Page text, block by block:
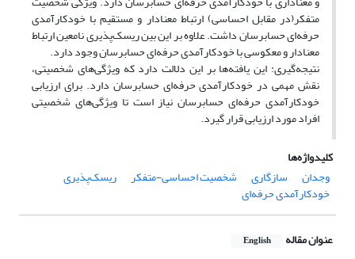
متفکر(در مقابل احساسی) ارتباط معنادار و مستقیم با خودکارآمدی
حرفه‌ای حسابرسان داشت. علاوه بر این بین ریسک‌پذیری نامعین ارتباط
معنادار و معکوسی با خودکارآمدی حرفه‌ای حسابرسان وجود دارد.
نتیجه‌گیری: این یافته‌ها بر این دلالت دارد که ویژگی‌های شخصیتی،
نقش مهمی در خودکارآمدی حرفه‌ای حسابرسان دارد. برای ارزیابی
خودکارآمدی حرفه‌ای حسابرسان نیاز است تا ویژگی‌های شخصیتی
افراد مورد ارزیابی قرار گیرد.
کلیدواژه‌ها
وجدان
سازگاری شخصیت احساسی-متفکر ریسک‌پذیری
خودکارآمدی حرفه‌ای
عنوان مقاله English